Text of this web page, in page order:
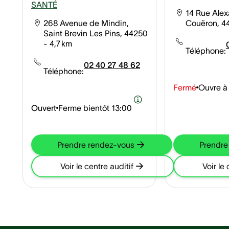
SANTÉ
268 Avenue de Mindin,
Saint Brevin Les Pins, 44250
- 4,7 km
Téléphone:
02 40 27 48 62
Ouvert Ferme bientôt 13:00
Prendre rendez-vous
Voir le centre auditif
14 Rue
Couëron,
Téléphone:
Fermé Ouvre à
Voir le